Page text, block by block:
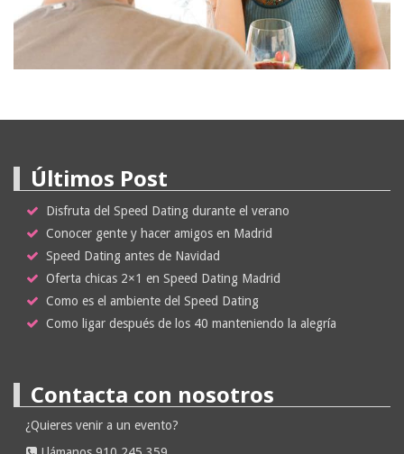
Últimos Post
Disfruta del Speed Dating durante el verano
Conocer gente y hacer amigos en Madrid
Speed Dating antes de Navidad
Oferta chicas 2×1 en Speed Dating Madrid
Como es el ambiente del Speed Dating
Como ligar después de los 40 manteniendo la alegría
Contacta con nosotros
¿Quieres venir a un evento?